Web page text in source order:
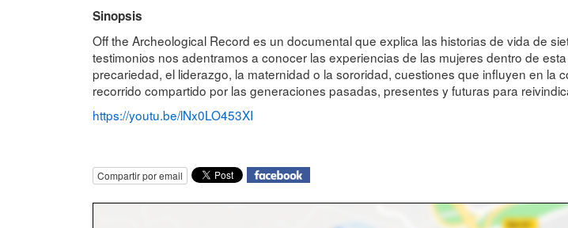
Sinopsis
Off the Archeological Record es un documental que explica las historias de vida de
testimonios nos adentramos a conocer las experiencias de las mujeres dentro de
precariedad, el liderazgo, la maternidad o la sororidad, cuestiones que influyen en la
recorrido compartido por las generaciones pasadas, presentes y futuras para
https://youtu.be/lNx0LO453XI
Compartir por email